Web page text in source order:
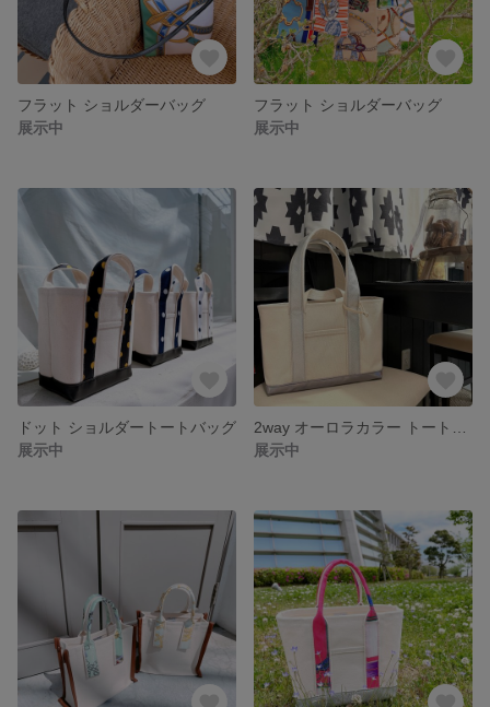
フラット ショルダーバッグ
展示中
フラット ショルダーバッグ
展示中
ドット ショルダートートバッグ
展示中
展示中